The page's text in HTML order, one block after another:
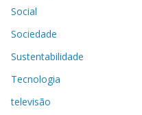
Social
Sociedade
Sustentabilidade
Tecnologia
televisão